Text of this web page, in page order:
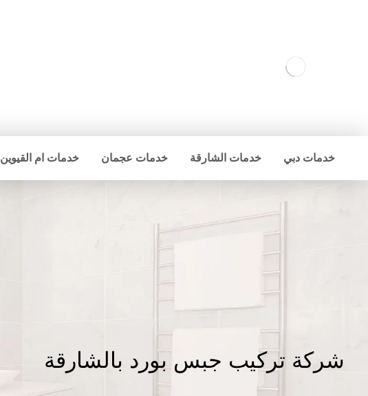
خدمات دبي خدمات الشارقة خدمات عجمان خدمات ام القيوين
شركة تركيب جبس بورد بالشارقة